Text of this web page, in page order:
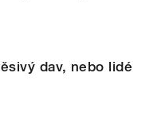
dav, nebo lidé